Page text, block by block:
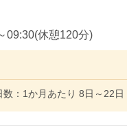
09:30(休憩120分)
：1か月あたり 8日～22日